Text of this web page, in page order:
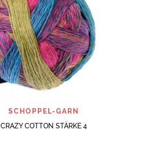
SCHOPPEL-GARN
CRAZY COTTON STÄRKE 4